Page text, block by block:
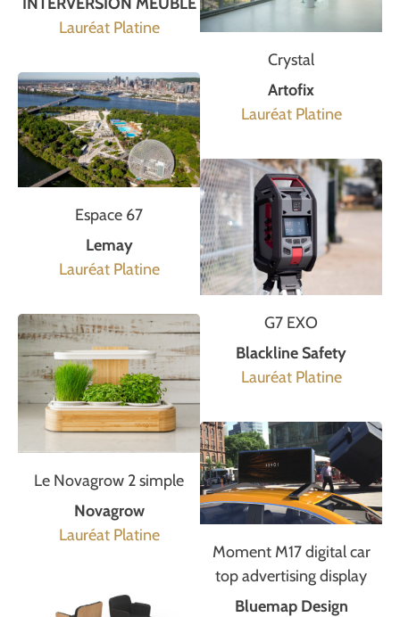
Lauréat Platine
Espace 67
Lemay
Lauréat Platine
Le Novagrow 2 simple
Novagrow
Lauréat Platine
Crystal
Artofix
Lauréat Platine
G7 EXO
Blackline Safety
Lauréat Platine
Moment M17 digital car
top advertising display
Bluemap Design